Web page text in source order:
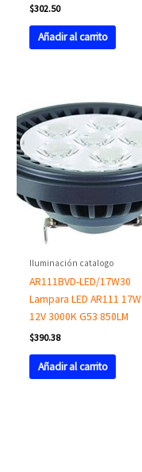
$302.50
Añadir al carrito
Iluminación catalogo
AR111BVD-LED/17W30
Lampara LED AR111 17W
12V 3000K G53 850LM
$390.38
Añadir al carrito